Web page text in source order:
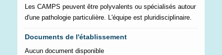
Les CAMPS peuvent être polyvalents ou spécialisés autour
d'une pathologie particulière. L'équipe est pluridisciplinaire.
Documents de l'établissement
Aucun document disponible